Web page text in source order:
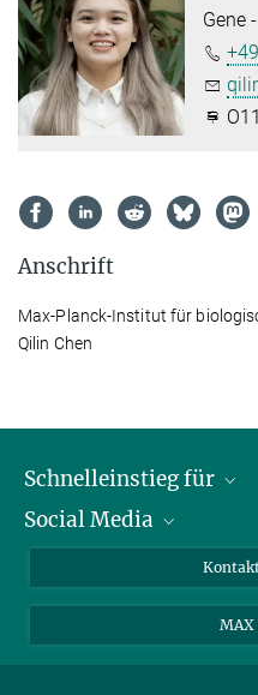
Gene
Anschrift
Max-Planck-Institut für
Qilin Chen
Schnelleinstieg für
Journalist*innen
Social Media
LinkedIn